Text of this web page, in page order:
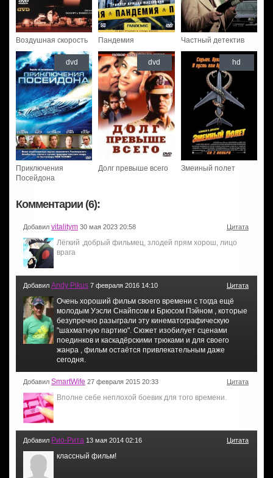
Воздушная скорость Пандемия Частный детектив
Приключения
Посейдона
dvd
Долг превыше всего
dvd
Змеиный полет
hd
Комментарии (6):
Добавил vitalitym 30 мая 2023 20:58 Цитата
Лёгкий ,добрый фильмец, злодей прям хорош, лицо
врага
Добавил Andy Pikus 7 февраля 2016 14:10 Цитата
Очень хороший фильм своего времени с тогда ещё
молодым Уэсли Снайпсом и Брюсом Пэйном , которые
безупречно разыграли эту кинематографическую
"шахматную партию". Сюжет изобилует сценами
поединков и каскадёрскими трюками и для своего
жанра , фильм остаётся привлекательным даже
сегодня.
Добавил SmartWife 27 февраля 2015 20:33 Цитата
Вполне себе неплохой боевик для того времени.
Добавил Рио-Рита 13 мая 2014 02:16 Цитата
классный фильм!